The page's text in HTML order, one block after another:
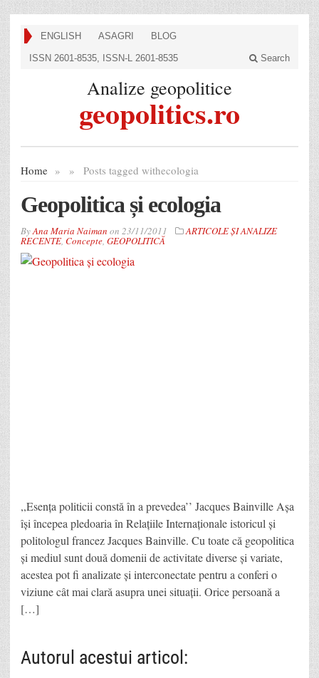
ENGLISH ASAGRI BLOG
ISSN 2601-8535, ISSN-L 2601-8535 Search
Analize geopolitice
geopolitics.ro
Home » Posts tagged with
» ecologia
Geopolitica și ecologia
ByAna Maria Naiman on 23/11/2011 ARTICOLE ȘI ANALIZE
RECENTE, Concepte, GEOPOLITICĂ
,,Esența politicii constă în a prevedea’’ Jacques Bainville Așa
își începea pledoaria în Relațiile Internaționale istoricul și
politologul francez Jacques Bainville. Cu toate că geopolitica
și mediul sunt două domenii de activitate diverse și variate,
acestea pot fi analizate și interconectate pentru a conferi o
viziune cât mai clară asupra unei situații. Orice persoană a
[…]
Autorul acestui articol: